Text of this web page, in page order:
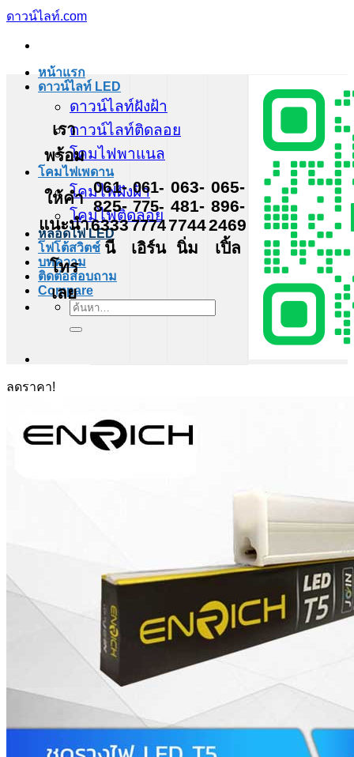
ข้าม
เนื้อหา
ดาวน์ไลท์.com
หน้าแรก
ดาวน์ไลท์ LED
ดาวน์ไลท์ฝังฝ้า
ดาวน์ไลท์ติดลอย
โคมไฟพาแนล
โคมไฟเพดาน
โคมไฟฝังฝ้า
โคมไฟติดลอย
หลอดไฟ LED
โฟโต้สวิตช์
บทความ
ติดต่อสอบถาม
Compare
ค้นหา:
เรา
พร้อม
ให้คำ
แนะนำ
โทร
เลย
061-
825-
6333
นี
061-
775-
7774
เอิร์น
063-
481-
7744
นิ่ม
065-
896-
2469
เปิ้ล
ลดราคา!